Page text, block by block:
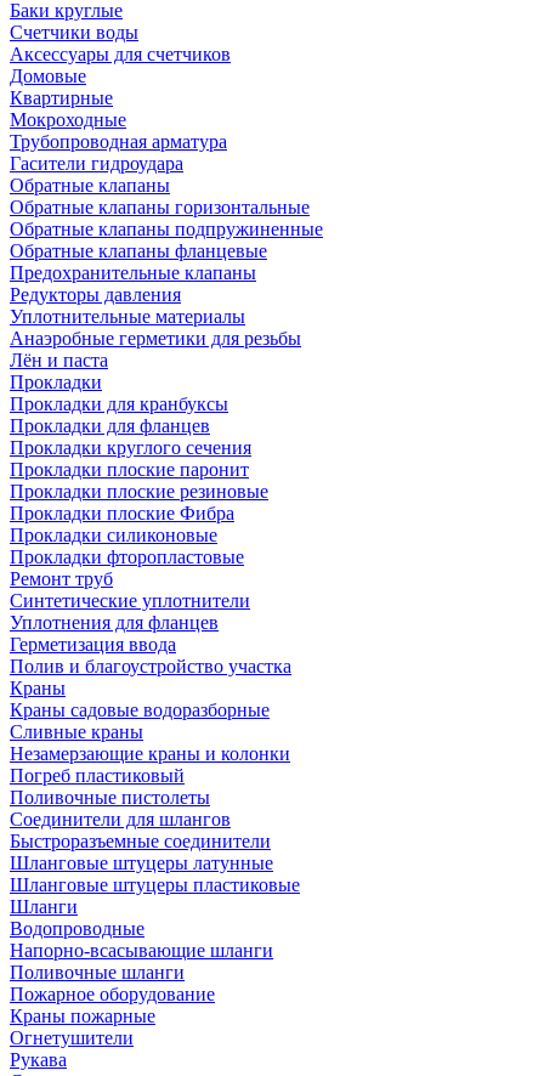
Баки круглые
Счетчики воды
Аксессуары для счетчиков
Домовые
Квартирные
Мокроходные
Трубопроводная арматура
Гасители гидроудара
Обратные клапаны
Обратные клапаны горизонтальные
Обратные клапаны подпружиненные
Обратные клапаны фланцевые
Предохранительные клапаны
Редукторы давления
Уплотнительные материалы
Анаэробные герметики для резьбы
Лён и паста
Прокладки
Прокладки для кранбуксы
Прокладки для фланцев
Прокладки круглого сечения
Прокладки плоские паронит
Прокладки плоские резиновые
Прокладки плоские Фибра
Прокладки силиконовые
Прокладки фторопластовые
Ремонт труб
Синтетические уплотнители
Уплотнения для фланцев
Герметизация ввода
Полив и благоустройство участка
Краны
Краны садовые водоразборные
Сливные краны
Незамерзающие краны и колонки
Погреб пластиковый
Поливочные пистолеты
Соединители для шлангов
Быстроразъемные соединители
Шланговые штуцеры латунные
Шланговые штуцеры пластиковые
Шланги
Водопроводные
Напорно-всасывающие шланги
Поливочные шланги
Пожарное оборудование
Краны пожарные
Огнетушители
Рукава